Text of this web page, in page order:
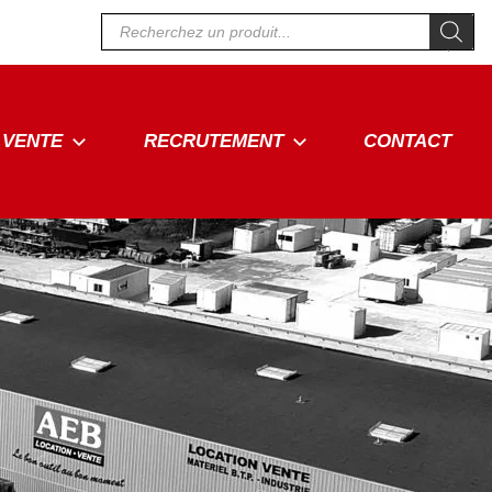
Recherche
de
produits
VENTE RECRUTEMENT CONTACT